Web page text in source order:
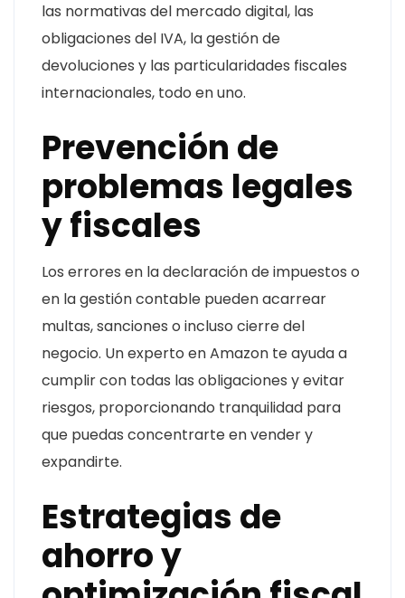
las normativas del mercado digital, las
obligaciones del IVA, la gestión de
devoluciones y las particularidades fiscales
internacionales, todo en uno.
Prevención de
problemas legales
y fiscales
Los errores en la declaración de impuestos o
en la gestión contable pueden acarrear
multas, sanciones o incluso cierre del
negocio. Un experto en Amazon te ayuda a
cumplir con todas las obligaciones y evitar
riesgos, proporcionando tranquilidad para
que puedas concentrarte en vender y
expandirte.
Estrategias de
ahorro y